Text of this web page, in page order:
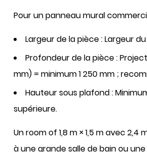
Pour un panneau mural
Largeur de la pièce :Largeur
Profondeur de la pièce :
mm) = minimum 1 250 mm ;
Hauteur sous plafond :
supérieure.
Un room of 1,8 m × 1,5 m avec
à une grande salle de bain ou